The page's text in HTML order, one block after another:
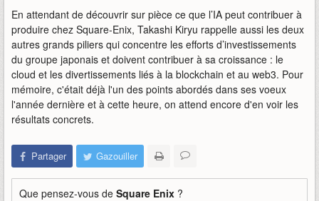
En attendant de découvrir sur pièce ce que l’IA peut contribuer à
produire chez Square-Enix, Takashi Kiryu rappelle aussi les deux
autres grands piliers qui concentre les efforts d’investissements
du groupe japonais et doivent contribuer à sa croissance : le
cloud et les divertissements liés à la blockchain et au web3. Pour
mémoire, c'était déjà l'un des points abordés dans ses voeux
l'année dernière et à cette heure, on attend encore d'en voir les
résultats concrets.
Partager Gazouiller
Que pensez-vous de Square Enix ?